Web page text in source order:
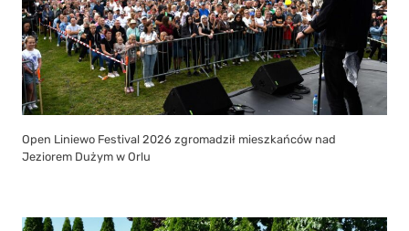
Open Liniewo Festival 2026 zgromadził mieszkańców nad
Jeziorem Dużym w Orlu